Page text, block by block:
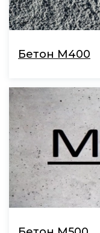
Бетон М400